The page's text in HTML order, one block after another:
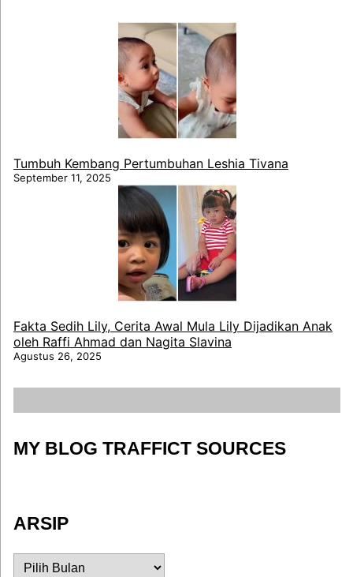
Tumbuh Kembang Pertumbuhan Leshia Tivana
September 11, 2025
Fakta Sedih Lily, Cerita Awal Mula Lily Dijadikan Anak
oleh Raffi Ahmad dan Nagita Slavina
Agustus 26, 2025
MY BLOG TRAFFICT SOURCES
ARSIP
ARSIP